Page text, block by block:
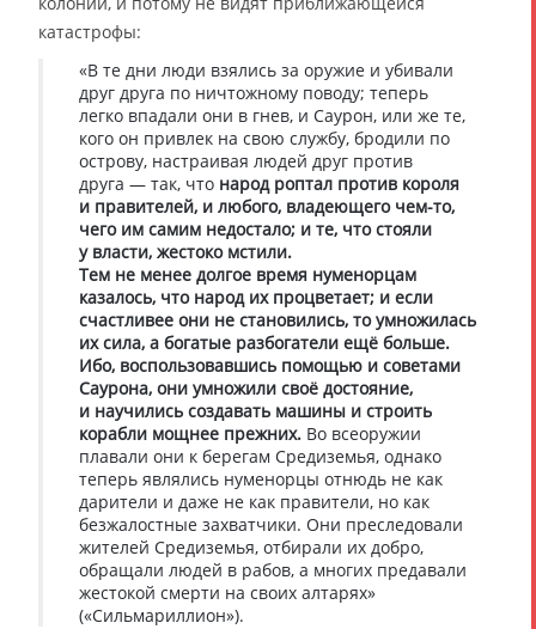
катастрофы:
«В те дни люди взялись за оружие и убивали
друг друга по ничтожному поводу; теперь
легко впадали они в гнев, и Саурон, или же те,
кого он привлек на свою службу, бродили по
острову, настраивая людей друг против
друга — так, что народ роптал против короля
и правителей, и любого, владеющего чем-то,
чего им самим недостало; и те, что стояли
у власти, жестоко мстили.
Тем не менее долгое время нуменорцам
казалось, что народ их процветает; и если
счастливее они не становились, то умножилась
их сила, а богатые разбогатели ещё больше.
Ибо, воспользовавшись помощью и советами
Саурона, они умножили своё достояние,
и научились создавать машины и строить
корабли мощнее прежних. Во всеоружии
плавали они к берегам Средиземья, однако
теперь являлись нуменорцы отнюдь не как
дарители и даже не как правители, но как
безжалостные захватчики. Они преследовали
жителей Средиземья, отбирали их добро,
обращали людей в рабов, а многих предавали
жестокой смерти на своих алтарях»
(«Сильмариллион»).